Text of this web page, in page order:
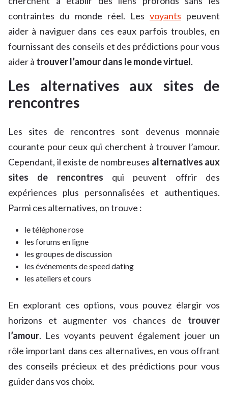
contraintes du monde réel. Les voyants peuvent
aider à naviguer dans ces eaux parfois troubles, en
fournissant des conseils et des prédictions pour vous
aider à trouver l’amour dans le monde virtuel.
Les alternatives aux sites de
rencontres
Les sites de rencontres sont devenus monnaie
courante pour ceux qui cherchent à trouver l’amour.
Cependant, il existe de nombreuses alternatives aux
sites de rencontres qui peuvent offrir des
expériences plus personnalisées et authentiques.
Parmi ces alternatives, on trouve :
le téléphone rose
les forums en ligne
les groupes de discussion
les événements de speed dating
les ateliers et cours
En explorant ces options, vous pouvez élargir vos
horizons et augmenter vos chances de trouver
l’amour. Les voyants peuvent également jouer un
rôle important dans ces alternatives, en vous offrant
des conseils précieux et des prédictions pour vous
guider dans vos choix.